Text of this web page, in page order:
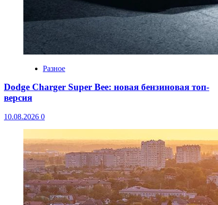
Разное
Dodge Charger Super Bee: новая бензиновая топ-
версия
10.08.2026 0